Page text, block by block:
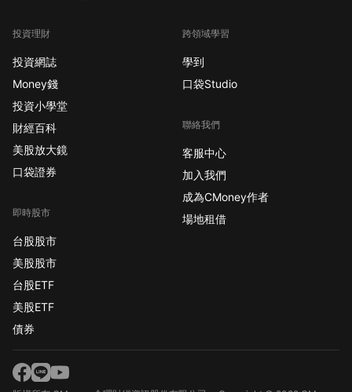
投資理財
投資網誌
Money錢
投資小學堂
財經百科
美股放大鏡
口袋證券
即時股市
台股股市
美股股市
台股ETF
美股ETF
債券
跨領域學習
學到
口袋Studio
聯絡我們
客服中心
加入我們
成為CMoney作者
場地租借